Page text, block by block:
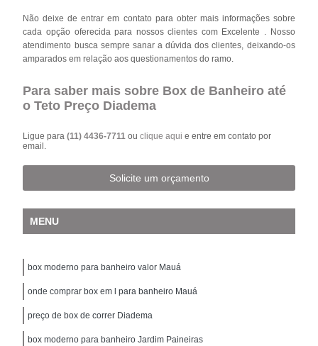
Não deixe de entrar em contato para obter mais informações sobre
cada opção oferecida para nossos clientes com Excelente . Nosso
atendimento busca sempre sanar a dúvida dos clientes, deixando-os
amparados em relação aos questionamentos do ramo.
Para saber mais sobre Box de Banheiro até
o Teto Preço Diadema
Ligue para(11) 4436-7711ouclique aqui e entre em contato por
email.
Solicite um orçamento
MENU
box moderno para banheiro valor Mauá
onde comprar box em l para banheiro Mauá
preço de box de correr Diadema
box moderno para banheiro Jardim Paineiras